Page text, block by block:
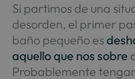
Si partimos de una
desorden, el primer
baño pequeño es
aquello que nos sobre
Probablemente